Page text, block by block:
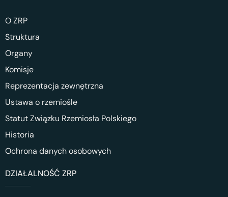
O ZRP
Struktura
Organy
Komisje
Reprezentacja zewnętrzna
Ustawa o rzemiośle
Statut Związku Rzemiosła Polskiego
Historia
Ochrona danych osobowych
DZIAŁALNOŚĆ ZRP